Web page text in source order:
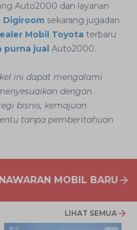
Auto2000 dan layanan
Digiroom sekarang jugadan
Mobil Toyota terbaru
purna jual Auto2000.
ini dapat mengalami
dengan
bisnis, kemajuan
tanpa pemberitahuan
MOBIL BARU
LIHAT SEMUA